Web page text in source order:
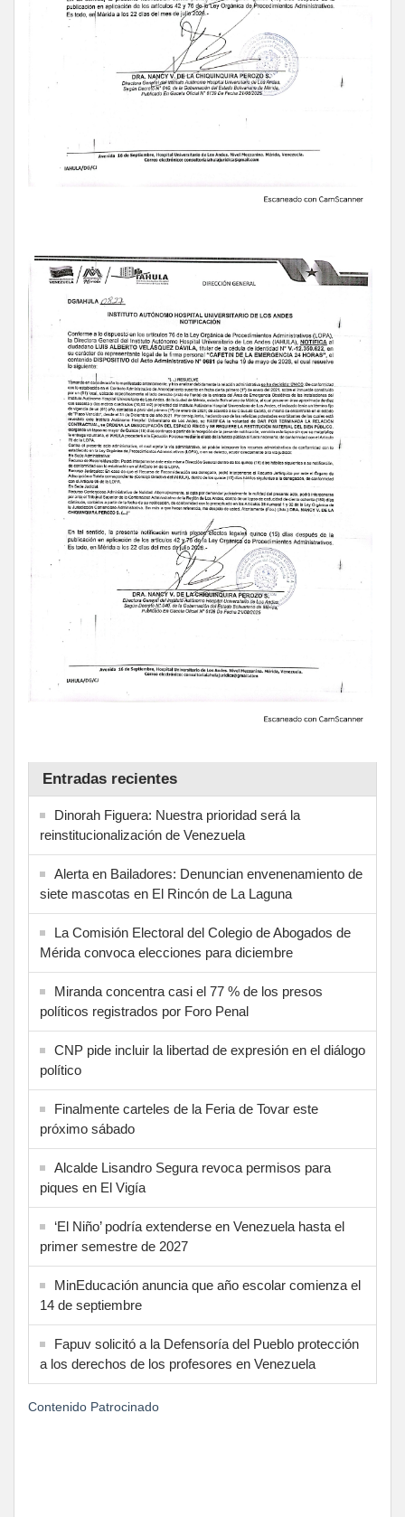
Entradas recientes
Dinorah Figuera: Nuestra prioridad será la
reinstitucionalización de Venezuela
Alerta en Bailadores: Denuncian envenenamiento de
siete mascotas en El Rincón de La Laguna
La Comisión Electoral del Colegio de Abogados de
Mérida convoca elecciones para diciembre
Miranda concentra casi el 77 % de los presos
políticos registrados por Foro Penal
CNP pide incluir la libertad de expresión en el diálogo
político
Finalmente carteles de la Feria de Tovar este
próximo sábado
Alcalde Lisandro Segura revoca permisos para
piques en El Vigía
‘El Niño’ podría extenderse en Venezuela hasta el
primer semestre de 2027
MinEducación anuncia que año escolar comienza el
14 de septiembre
Fapuv solicitó a la Defensoría del Pueblo protección
a los derechos de los profesores en Venezuela
Contenido Patrocinado